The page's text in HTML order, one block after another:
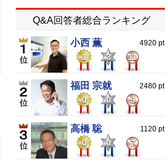
Q&A回答者総合ランキング
小西 薫 4920 pt
1 3 11
福田 宗就 2480 pt
0 0 9
高橋 聡 1120 pt
0 0 7